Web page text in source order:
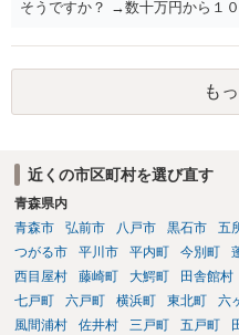
そうですか？ →数十万円から１
渉が行われ、双方合意に至れば
訟提起を選択すれば訴訟の中で
も
近くの市区町村を選び直す
青森県内
青森市
弘前市 八戸市 黒石市 五
つがる市
平川市 平内町 今別町
西目屋村
藤崎町 大鰐町 田舎館村
七戸町
六戸町 横浜町 東北町 六
風間浦村
佐井村 三戸町 五戸町